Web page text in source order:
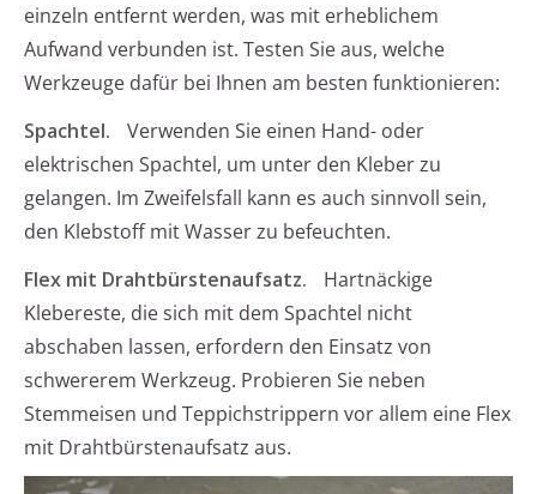
einzeln entfernt werden, was mit erheblichem
Aufwand verbunden ist. Testen Sie aus, welche
Werkzeuge dafür bei Ihnen am besten funktionieren:
Spachtel.
Verwenden Sie einen Hand- oder
elektrischen Spachtel, um unter den Kleber zu
gelangen. Im Zweifelsfall kann es auch sinnvoll sein,
den Klebstoff mit Wasser zu befeuchten.
Flex mit Drahtbürstenaufsatz.
Hartnäckige
Klebereste, die sich mit dem Spachtel nicht
abschaben lassen, erfordern den Einsatz von
schwererem Werkzeug. Probieren Sie neben
Stemmeisen und Teppichstrippern vor allem eine Flex
mit Drahtbürstenaufsatz aus.